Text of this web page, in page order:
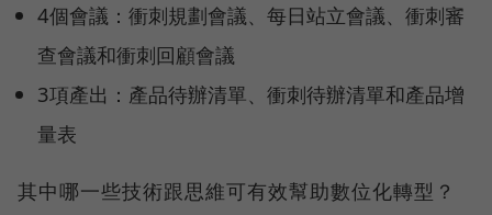
4個會議：衝刺規劃會議、每日站立會議、衝刺審
查會議和衝刺回顧會議
3項產出：產品待辦清單、衝刺待辦清單和產品增
量表
其中哪一些技術跟思維可有效幫助數位化轉型？